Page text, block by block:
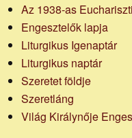
Az 1938-as
Engesztelők lapja
Liturgikus Igenaptár
Liturgikus naptár
Szeretet földje
Szeretláng
Világ Királynője